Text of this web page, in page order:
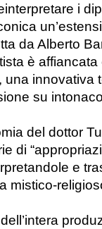
i
da Alberto
è
una innovativa
su
del dottor
di
e
mistico-